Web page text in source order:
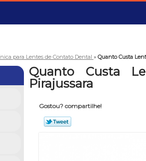
para Lentes de Contato Dental » Quanto Custa
Quanto Custa
Pirajussara
Gostou? compartilhe!